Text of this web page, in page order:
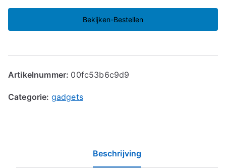
Bekijken-Bestellen
Artikelnummer: 00fc53b6c9d9
Categorie: gadgets
Beschrijving